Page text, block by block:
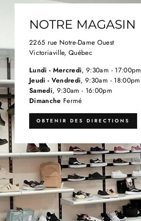
NOTRE MAGASIN
2265 rue Notre-Dame Ouest
Victoriaville, Québec
Lundi - Mercredi, 9:30am - 17:00pm
Jeudi - Vendredi, 9:30am - 18:00pm
Samedi, 9:30am - 16:00pm
Dimanche Fermé
OBTENIR DES DIRECTIONS